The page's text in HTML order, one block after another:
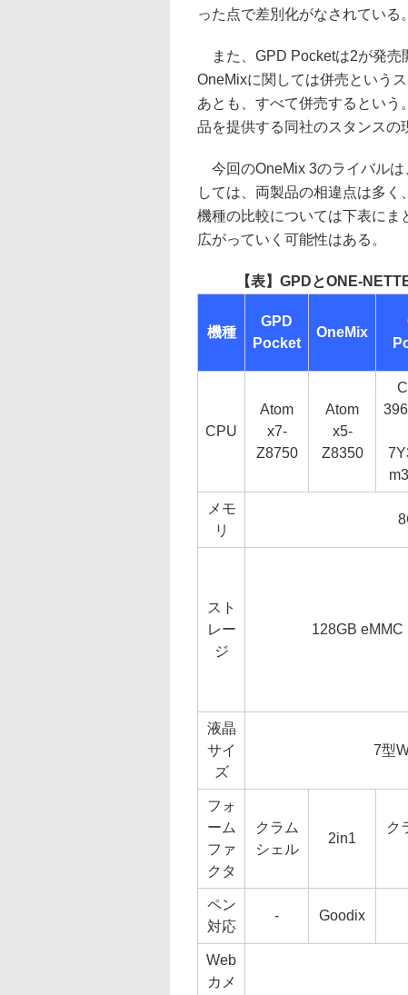
った点で差別化がなされている。
また、GPD Pocketは2が発売
OneMixに関しては併売という
あとも、すべて併売するとい
品を提供する同社のスタンスの
今回のOneMix 3のライバルは
しては、両製品の相違点は多
機種の比較については下表にま
広がっていく可能性はある。
【表】GPDとONE-
機種
GPD
Pocket
OneMix
CPU
Atom
x7-
Z8750
Atom
x5-
Z8350
メモ
リ
スト
レー
ジ
128GB eMMC
液晶
サイ
ズ
7型
フォ
ーム
ファ
クタ
クラム
シェル
2in1
ク
ペン
対応
- Goodix
Web
カメ